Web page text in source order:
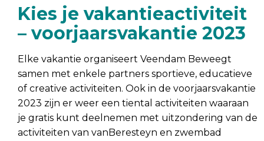
Kies je vakantieactiviteit
– voorjaarsvakantie 2023
Elke vakantie organiseert Veendam Beweegt
samen met enkele partners sportieve, educatieve
of creative activiteiten. Ook in de voorjaarsvakantie
2023 zijn er weer een tiental activiteiten waaraan
je gratis kunt deelnemen met uitzondering van de
activiteiten van vanBeresteyn en zwembad